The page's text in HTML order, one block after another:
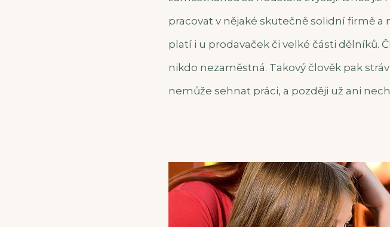
pracovat v nějaké skutečně solidní firmě
platí i u prodavaček či velké části dělníků.
nikdo nezaměstná. Takový člověk pak
nemůže sehnat práci, a později už ani